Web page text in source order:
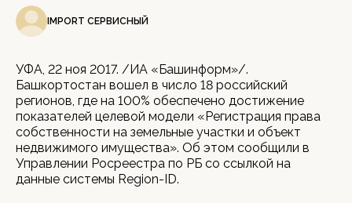
IMPORT СЕРВИСНЫЙ
УФА, 22 ноя 2017. /ИА «Башинформ»/.
Башкортостан вошел в число 18 российский
регионов, где на 100% обеспечено достижение
показателей целевой модели «Регистрация права
собственности на земельные участки и объект
недвижимого имущества». Об этом сообщили в
Управлении Росреестра по РБ со ссылкой на
данные системы Region-ID.